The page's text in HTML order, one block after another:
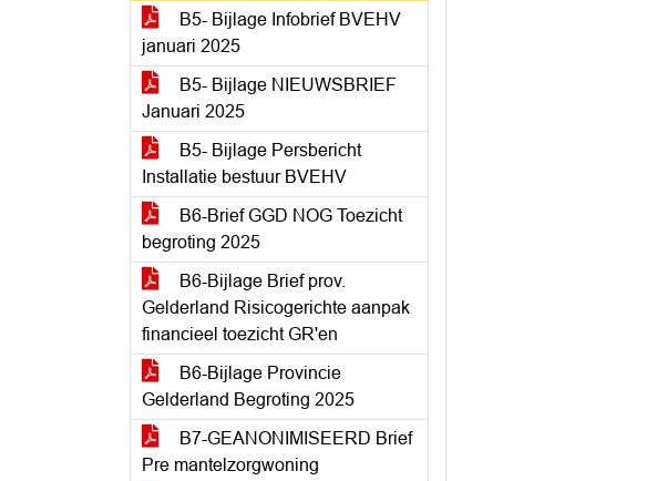
B5- Bijlage Infobrief BVEHV
januari 2025
B5- Bijlage NIEUWSBRIEF
Januari 2025
B5- Bijlage Persbericht
Installatie bestuur BVEHV
B6-Brief GGD NOG Toezicht
begroting 2025
B6-Bijlage Brief prov.
Gelderland Risicogerichte aanpak
financieel toezicht GR'en
B6-Bijlage Provincie
Gelderland Begroting 2025
B7-GEANONIMISEERD Brief
Pre mantelzorgwoning